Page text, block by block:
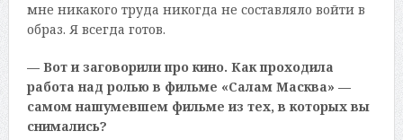
мне никакого труда никогда не составляло войти в
образ. Я всегда готов.
— Вот и заговорили про кино. Как проходила
работа над ролью в фильме «Салам Масква» —
самом нашумевшем фильме из тех, в которых вы
снимались?